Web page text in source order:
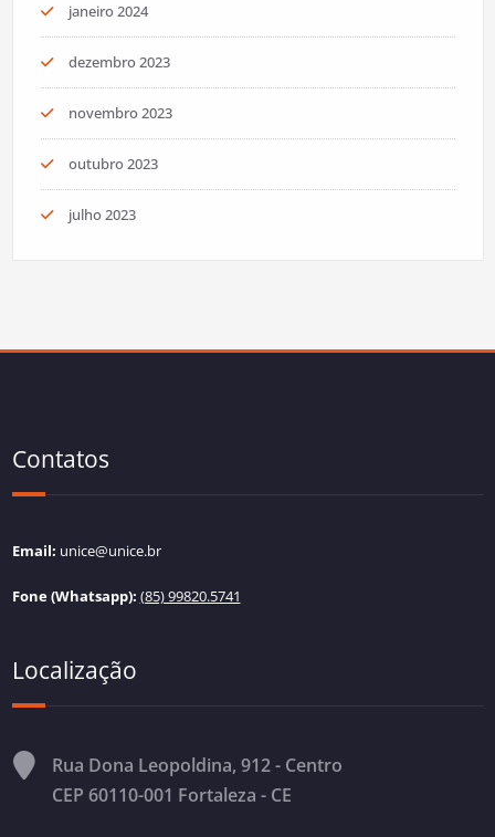
janeiro 2024
dezembro 2023
novembro 2023
outubro 2023
julho 2023
Contatos
Email: unice@unice.br
Fone (Whatsapp): (85) 99820.5741
Localização
Rua Dona Leopoldina, 912 - Centro
CEP 60110-001 Fortaleza - CE